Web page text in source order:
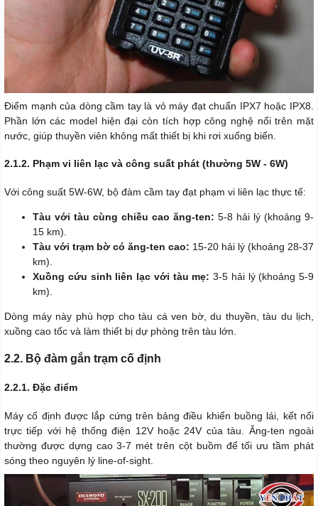
Điểm mạnh của dòng cầm tay là vỏ máy đạt chuẩn IPX7 hoặc IPX8.
Phần lớn các model hiện đại còn tích hợp công nghệ nổi trên mặt
nước, giúp thuyền viên không mất thiết bị khi rơi xuống biển.
2.1.2. Phạm vi liên lạc và công suất phát (thường 5W - 6W)
Với công suất 5W-6W, bộ đàm cầm tay đạt phạm vi liên lạc thực tế:
Tàu với tàu cùng chiều cao ăng-ten: 5-8 hải lý (khoảng 9-
15 km).
Tàu với trạm bờ có ăng-ten cao: 15-20 hải lý (khoảng 28-37
km).
Xuồng cứu sinh liên lạc với tàu mẹ: 3-5 hải lý (khoảng 5-9
km).
Dòng máy này phù hợp cho tàu cá ven bờ, du thuyền, tàu du lịch,
xuồng cao tốc và làm thiết bị dự phòng trên tàu lớn.
2.2. Bộ đàm gắn trạm cố định
2.2.1. Đặc điểm
Máy cố định được lắp cứng trên bảng điều khiển buồng lái, kết nối
trực tiếp với hệ thống điện 12V hoặc 24V của tàu. Ăng-ten ngoài
thường được dựng cao 3-7 mét trên cột buồm để tối ưu tầm phát
sóng theo nguyên lý line-of-sight.